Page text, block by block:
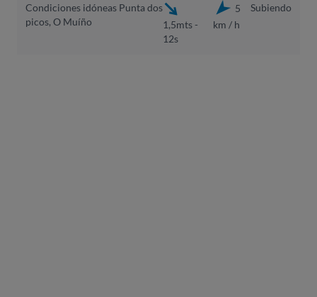
Condiciones idóneas Punta dos
picos, O Muíño
1,5mts -
12s
5
km / h
Subiendo